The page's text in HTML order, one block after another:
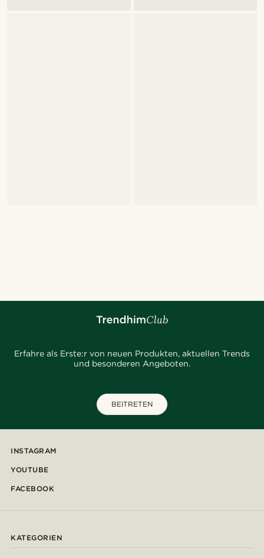
Erfahre als Erste:r von neuen Produkten, aktuellen Trends
und besonderen Angeboten.
BEITRETEN
INSTAGRAM
YOUTUBE
FACEBOOK
KATEGORIEN